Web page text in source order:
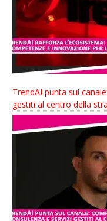
TrendAI punta sul
gestiti al centro della